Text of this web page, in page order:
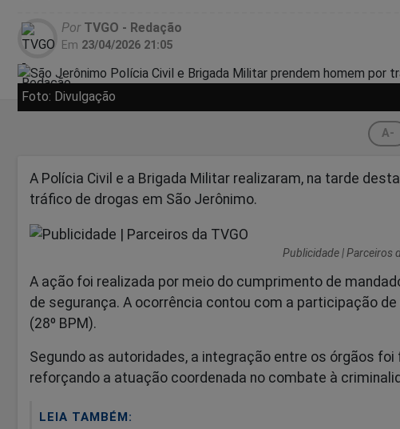
PorTVGO - Redação
Em 23/04/2026 21:05
Foto: Divulgação
A-
A Polícia Civil e a Brigada Militar realizaram, na tarde
tráfico de drogas em São Jerônimo.
Publicidade | Parceiros
A ação foi realizada por meio do cumprimento de
de segurança. A ocorrência contou com a participação
(28º BPM).
Segundo as autoridades, a integração entre os órgãos
reforçando a atuação coordenada no combate à
LEIA TAMBÉM: